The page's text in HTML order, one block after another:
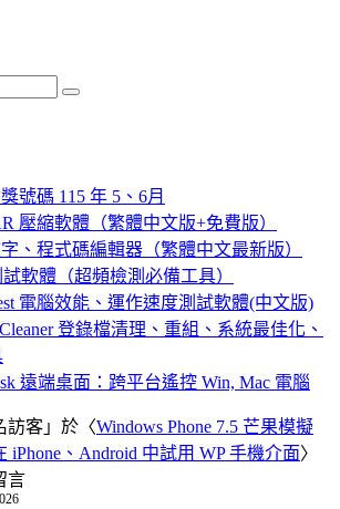
Search
號碼 115 年 5、6月
壓縮軟體（繁體中文版+免費版）
、程式碼編輯器（繁體中文最新版）
軟體（超頻檢測必備工具）
電腦效能、運作速度測試軟體(中文版)
登錄檔清理、重組、系統最佳化、
遠端桌面：跨平台遙控 Win, Mac 電腦
訪客 」於〈Windows Phone 7.5 芒果模擬
iPhone、Android 中試用 WP 手機介面〉
言